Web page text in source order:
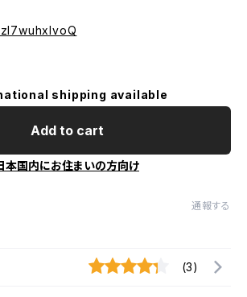
shipping available
Add to cart
本国内にお住まいの方向け
通報する
(3)